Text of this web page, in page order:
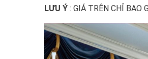
LƯU Ý : GIÁ TRÊN CHỈ BAO